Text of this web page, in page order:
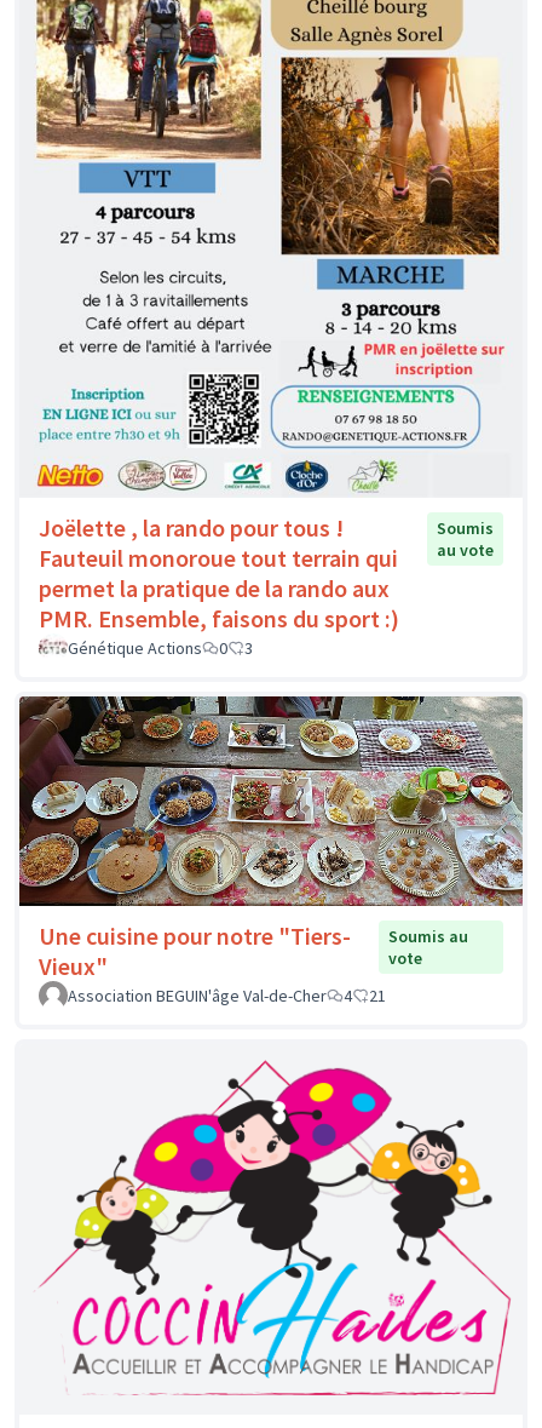
Joëlette , la rando pour tous !
Fauteuil monoroue tout terrain qui
permet la pratique de la rando aux
PMR. Ensemble, faisons du sport :)
Soumis
au vote
Génétique Actions 0 3
Une cuisine pour notre "Tiers-
Vieux"
Soumis au
vote
Association BEGUIN'âge Val-de-Cher
4 21